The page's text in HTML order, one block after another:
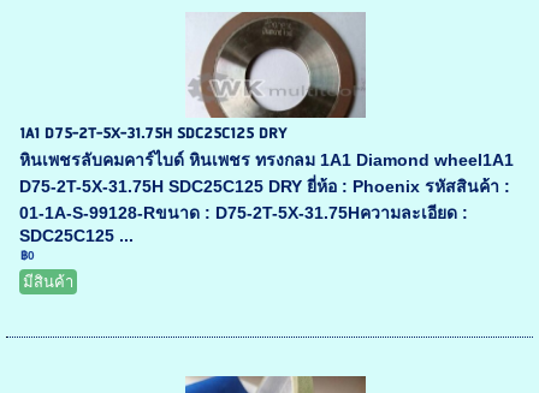
1A1 D75-2T-5X-31.75H SDC25C125 DRY
หินเพชรลับคมคาร์ไบด์ หินเพชร ทรงกลม 1A1 Diamond wheel1A1
D75-2T-5X-31.75H SDC25C125 DRY ยี่ห้อ : Phoenix รหัสสินค้า :
01-1A-S-99128-Rขนาด : D75-2T-5X-31.75Hความละเอียด :
SDC25C125 ...
฿0
มีสินค้า